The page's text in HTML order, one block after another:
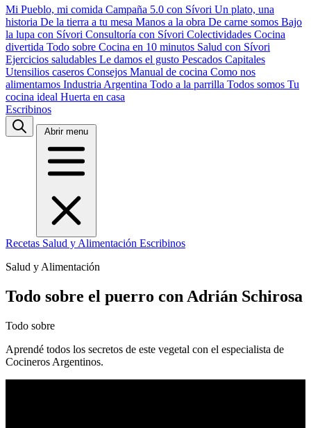
Mi Pueblo, mi comida Campaña 5.0 con Sívori Un plato, una
historia De la tierra a tu mesa Manos a la obra De carne somos Bajo
la lupa con Sívori Consultoría con Sívori Colectividades Cocina
divertida Todo sobre Cocina en 10 minutos Salud con Sívori
Ejercicios saludables Le damos el gusto Pescados Capitales
Utensilios caseros Consejos Manual de cocina Como nos
alimentamos Industria Argentina Todo a la parrilla Todos somos Tu
cocina ideal Huerta en casa
Escribinos
Abrir menu
Recetas Salud y Alimentación Escribinos
Salud y Alimentación
Todo sobre el puerro con Adrián Schirosa
Todo sobre
Aprendé todos los secretos de este vegetal con el especialista de
Cocineros Argentinos.